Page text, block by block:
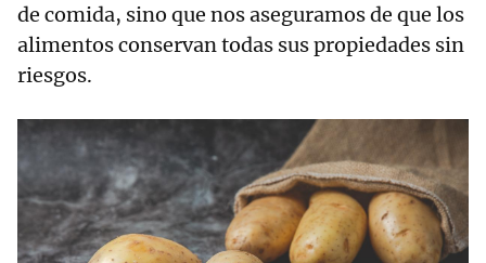
de comida, sino que nos aseguramos de que los
alimentos conservan todas sus propiedades sin
riesgos.